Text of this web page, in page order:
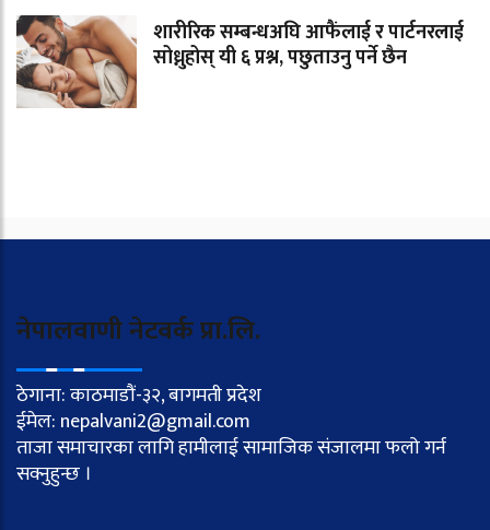
शारीरिक सम्बन्धअघि आफैंलाई र पार्टनरलाई
सोध्नुहोस् यी ६ प्रश्न, पछुताउनु पर्ने छैन
नेपालवाणी नेटवर्क प्रा.लि.
ठेगाना: काठमाडौं-३२, बागमती प्रदेश
ईमेल: nepalvani2@gmail.com
ताजा समाचारका लागि हामीलाई सामाजिक संजालमा फलो गर्न
सक्नुहुन्छ ।